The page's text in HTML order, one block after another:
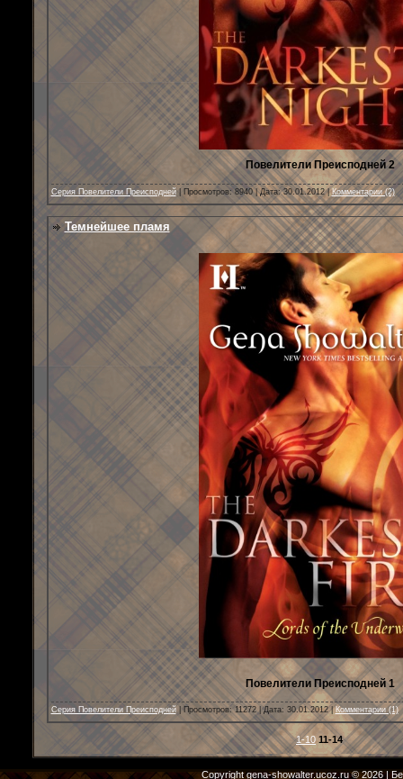
Повелители Преисподней 2
Серия Повелители Преисподней| Просмотров: 8940 | Дата:30.01.2012|Комментарии (2)
Темнейшее пламя
Повелители Преисподней 1
Серия Повелители Преисподней| Просмотров: 11272 | Дата: 30.01.2012| Комментарии (1)
1-10 11-14
Copyrightgena-showalter.ucoz.ru© 2026|